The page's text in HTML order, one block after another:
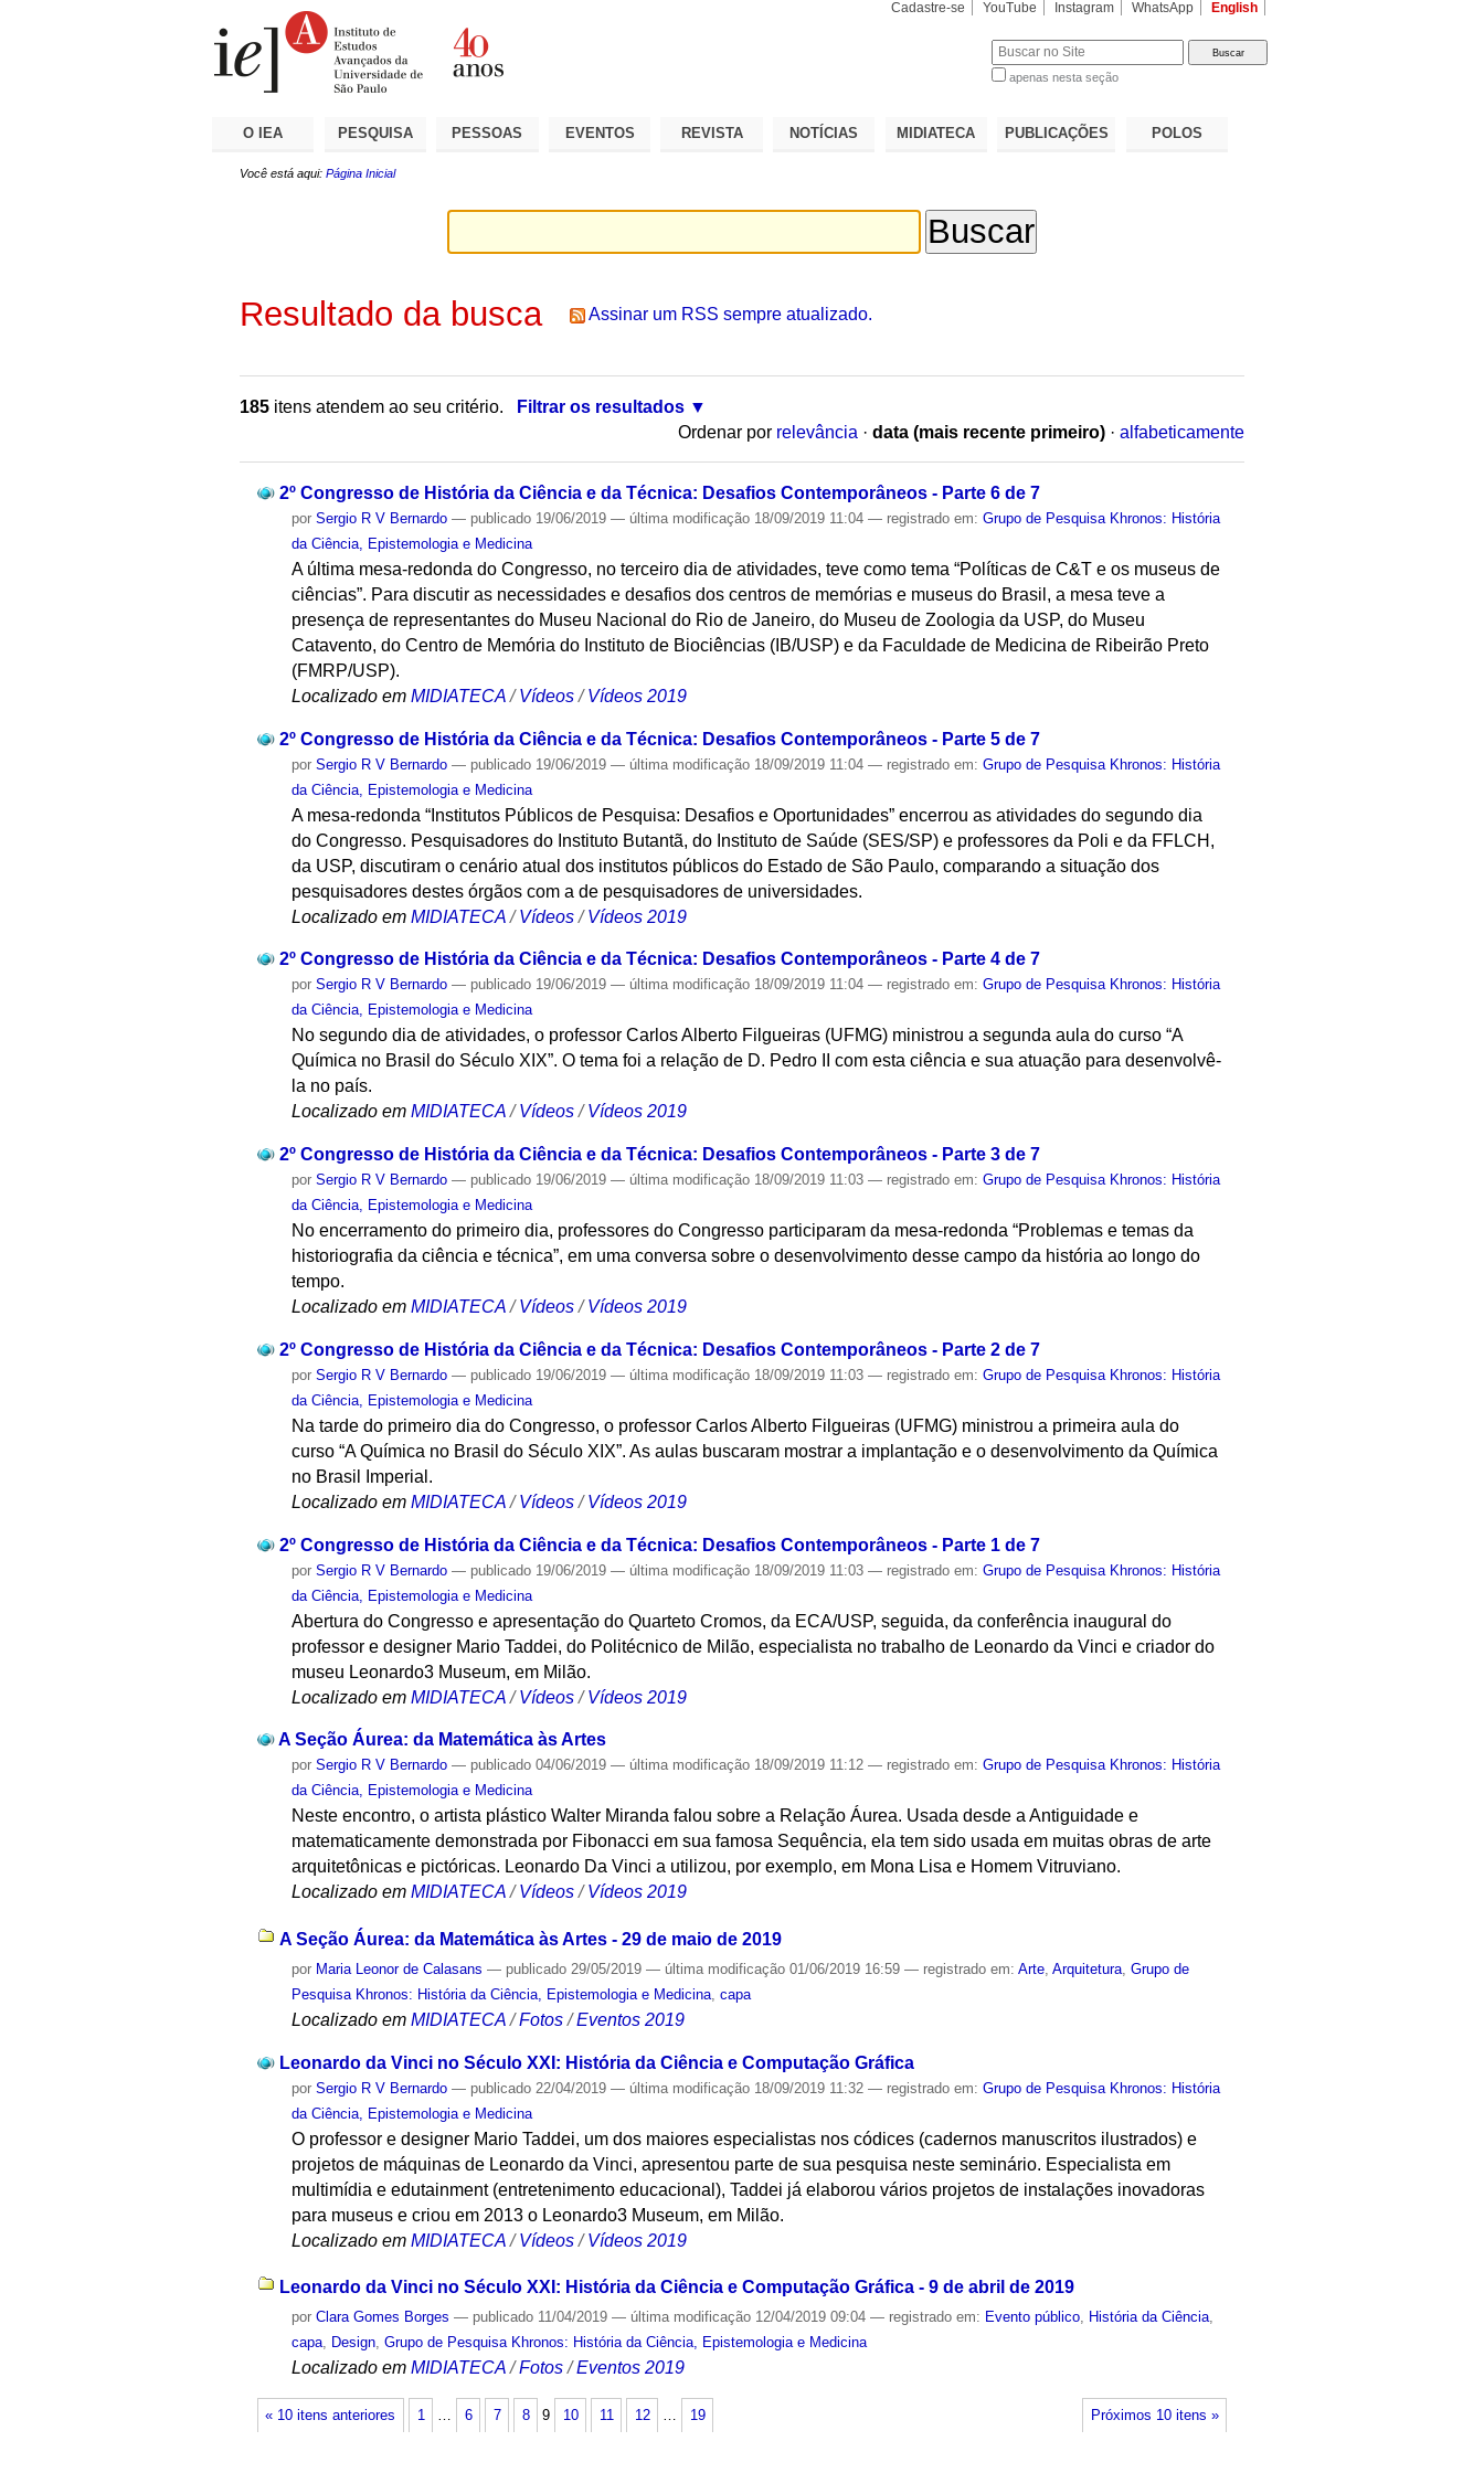
Cadastre-se YouTube Instagram WhatsApp English
apenas nesta seção
O IEA PESQUISA PESSOAS EVENTOS REVISTA NOTÍCIAS MIDIATECA PUBLICAÇÕES POLOS
Você está aqui: Página Inicial
Resultado da busca Assinar um RSS sempre atualizado.
185 itens atendem ao seu critério.
Filtrar os resultados
Ordenar por relevância · data (mais recente primeiro) · alfabeticamente
2º Congresso de História da Ciência e da Técnica: Desafios Contemporâneos - Parte 6 de 7
porSergio R V Bernardo — publicado 19/06/2019— última modificação 18/09/2019 11:04— registrado em:Grupo de Pesquisa Khronos: História
da Ciência, Epistemologia e Medicina
A última mesa-redonda do Congresso, no terceiro dia de atividades, teve como tema “Políticas de C&T e os museus de
ciências”. Para discutir as necessidades e desafios dos centros de memórias e museus do Brasil, a mesa teve a
presença de representantes do Museu Nacional do Rio de Janeiro, do Museu de Zoologia da USP, do Museu
Catavento, do Centro de Memória do Instituto de Biociências (IB/USP) e da Faculdade de Medicina de Ribeirão Preto
(FMRP/USP).
Localizado em MIDIATECA /Vídeos /Vídeos 2019
2º Congresso de História da Ciência e da Técnica: Desafios Contemporâneos - Parte 5 de 7
porSergio R V Bernardo — publicado 19/06/2019— última modificação 18/09/2019 11:04— registrado em:Grupo de Pesquisa Khronos: História
da Ciência, Epistemologia e Medicina
A mesa-redonda “Institutos Públicos de Pesquisa: Desafios e Oportunidades” encerrou as atividades do segundo dia
do Congresso. Pesquisadores do Instituto Butantã, do Instituto de Saúde (SES/SP) e professores da Poli e da FFLCH,
da USP, discutiram o cenário atual dos institutos públicos do Estado de São Paulo, comparando a situação dos
pesquisadores destes órgãos com a de pesquisadores de universidades.
Localizado em MIDIATECA /Vídeos /Vídeos 2019
2º Congresso de História da Ciência e da Técnica: Desafios Contemporâneos - Parte 4 de 7
porSergio R V Bernardo — publicado 19/06/2019— última modificação 18/09/2019 11:04— registrado em:Grupo de Pesquisa Khronos: História
da Ciência, Epistemologia e Medicina
No segundo dia de atividades, o professor Carlos Alberto Filgueiras (UFMG) ministrou a segunda aula do curso “A
Química no Brasil do Século XIX”. O tema foi a relação de D. Pedro II com esta ciência e sua atuação para desenvolvê-
la no país.
Localizado em MIDIATECA /Vídeos /Vídeos 2019
2º Congresso de História da Ciência e da Técnica: Desafios Contemporâneos - Parte 3 de 7
porSergio R V Bernardo — publicado 19/06/2019— última modificação 18/09/2019 11:03— registrado em:Grupo de Pesquisa Khronos: História
da Ciência, Epistemologia e Medicina
No encerramento do primeiro dia, professores do Congresso participaram da mesa-redonda “Problemas e temas da
historiografia da ciência e técnica”, em uma conversa sobre o desenvolvimento desse campo da história ao longo do
tempo.
Localizado em MIDIATECA /Vídeos /Vídeos 2019
2º Congresso de História da Ciência e da Técnica: Desafios Contemporâneos - Parte 2 de 7
porSergio R V Bernardo — publicado 19/06/2019— última modificação 18/09/2019 11:03— registrado em:Grupo de Pesquisa Khronos: História
da Ciência, Epistemologia e Medicina
Na tarde do primeiro dia do Congresso, o professor Carlos Alberto Filgueiras (UFMG) ministrou a primeira aula do
curso “A Química no Brasil do Século XIX”. As aulas buscaram mostrar a implantação e o desenvolvimento da Química
no Brasil Imperial.
Localizado em MIDIATECA /Vídeos /Vídeos 2019
2º Congresso de História da Ciência e da Técnica: Desafios Contemporâneos - Parte 1 de 7
porSergio R V Bernardo — publicado 19/06/2019— última modificação 18/09/2019 11:03— registrado em:Grupo de Pesquisa Khronos: História
da Ciência, Epistemologia e Medicina
Abertura do Congresso e apresentação do Quarteto Cromos, da ECA/USP, seguida, da conferência inaugural do
professor e designer Mario Taddei, do Politécnico de Milão, especialista no trabalho de Leonardo da Vinci e criador do
museu Leonardo3 Museum, em Milão.
Localizado em MIDIATECA /Vídeos /Vídeos 2019
A Seção Áurea: da Matemática às Artes
porSergio R V Bernardo — publicado 04/06/2019— última modificação 18/09/2019 11:12— registrado em:Grupo de Pesquisa Khronos: História
da Ciência, Epistemologia e Medicina
Neste encontro, o artista plástico Walter Miranda falou sobre a Relação Áurea. Usada desde a Antiguidade e
matematicamente demonstrada por Fibonacci em sua famosa Sequência, ela tem sido usada em muitas obras de arte
arquitetônicas e pictóricas. Leonardo Da Vinci a utilizou, por exemplo, em Mona Lisa e Homem Vitruviano.
Localizado em MIDIATECA /Vídeos /Vídeos 2019
A Seção Áurea: da Matemática às Artes - 29 de maio de 2019
por Maria Leonor de Calasans — publicado 29/05/2019— última modificação 01/06/2019 16:59— registrado em:Arte ,Arquitetura ,Grupo de
Pesquisa Khronos: História da Ciência, Epistemologia e Medicina ,capa
Localizado em MIDIATECA /Fotos /Eventos 2019
Leonardo da Vinci no Século XXI: História da Ciência e Computação Gráfica
porSergio R V Bernardo — publicado 22/04/2019— última modificação 18/09/2019 11:32— registrado em:Grupo de Pesquisa Khronos: História
da Ciência, Epistemologia e Medicina
O professor e designer Mario Taddei, um dos maiores especialistas nos códices (cadernos manuscritos ilustrados) e
projetos de máquinas de Leonardo da Vinci, apresentou parte de sua pesquisa neste seminário. Especialista em
multimídia e edutainment (entretenimento educacional), Taddei já elaborou vários projetos de instalações inovadoras
para museus e criou em 2013 o Leonardo3 Museum, em Milão.
Localizado em MIDIATECA /Vídeos /Vídeos 2019
Leonardo da Vinci no Século XXI: História da Ciência e Computação Gráfica - 9 de abril de 2019
porClara Gomes Borges — publicado 11/04/2019— última modificação 12/04/2019 09:04— registrado em: Evento público, História da Ciência,
capa, Design,Grupo de Pesquisa Khronos: História da Ciência, Epistemologia e Medicina
Localizado em MIDIATECA /Fotos /Eventos 2019
« 10 itens anteriores Próximos 10 itens »
1 6 7 8 9 10 11 12 19